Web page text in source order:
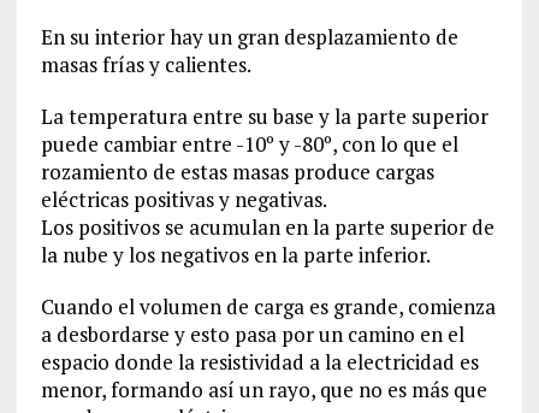
En su interior hay un gran desplazamiento de
masas frías y calientes.
La temperatura entre su base y la parte superior
puede cambiar entre -10º y -80º, con lo que el
rozamiento de estas masas produce cargas
eléctricas positivas y negativas.
Los positivos se acumulan en la parte superior de
la nube y los negativos en la parte inferior.
Cuando el volumen de carga es grande, comienza
a desbordarse y esto pasa por un camino en el
espacio donde la resistividad a la electricidad es
menor, formando así un rayo, que no es más que